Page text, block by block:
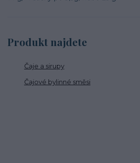
Produkt najdete
Čaje a sirupy
Čajové bylinné směsi